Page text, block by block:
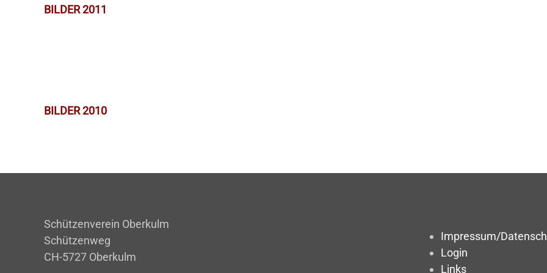
BILDER 2011
BILDER 2010
Schützenverein Oberkulm
Schützenweg
CH-5727 Oberkulm
Impressum/
Login
Links